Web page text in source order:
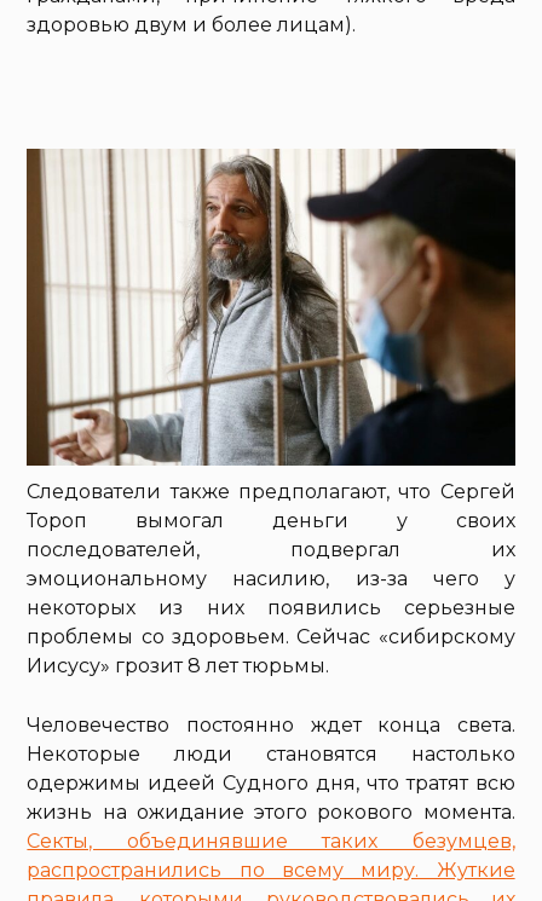
здоровью двум и более лицам).
Следователи также предполагают, что Сергей
Тороп вымогал деньги у своих
последователей, подвергал их
эмоциональному насилию, из-за чего у
некоторых из них появились серьезные
проблемы со здоровьем. Сейчас «сибирскому
Иисусу» грозит 8 лет тюрьмы.
Человечество постоянно ждет конца света.
Некоторые люди становятся настолько
одержимы идеей Судного дня, что тратят всю
жизнь на ожидание этого рокового момента.
Секты, объединявшие таких безумцев,
распространились по всему миру. Жуткие